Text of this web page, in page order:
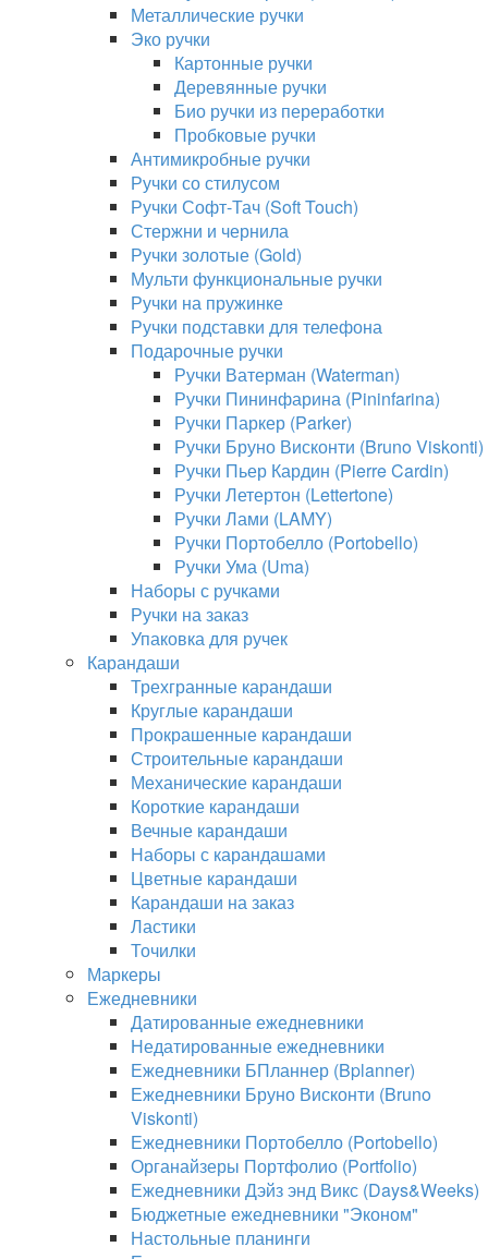
Металлические ручки
Эко ручки
Картонные ручки
Деревянные ручки
Био ручки из переработки
Пробковые ручки
Антимикробные ручки
Ручки со стилусом
Ручки Софт-Тач (Soft Touch)
Стержни и чернила
Ручки золотые (Gold)
Мульти функциональные ручки
Ручки на пружинке
Ручки подставки для телефона
Подарочные ручки
Ручки Ватерман (Waterman)
Ручки Пининфарина (Pininfarina)
Ручки Паркер (Parker)
Ручки Бруно Висконти (Bruno Viskonti)
Ручки Пьер Кардин (Pierre Cardin)
Ручки Летертон (Lettertone)
Ручки Лами (LAMY)
Ручки Портобелло (Portobello)
Ручки Ума (Uma)
Наборы с ручками
Ручки на заказ
Упаковка для ручек
Карандаши
Трехгранные карандаши
Круглые карандаши
Прокрашенные карандаши
Строительные карандаши
Механические карандаши
Короткие карандаши
Вечные карандаши
Наборы с карандашами
Цветные карандаши
Карандаши на заказ
Ластики
Точилки
Маркеры
Ежедневники
Датированные ежедневники
Недатированные ежедневники
Ежедневники БПланнер (Bplanner)
Ежедневники Бруно Висконти (Bruno
Viskonti)
Ежедневники Портобелло (Portobello)
Органайзеры Портфолио (Portfolio)
Ежедневники Дэйз энд Викс (Days&Weeks)
Бюджетные ежедневники "Эконом"
Настольные планинги